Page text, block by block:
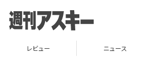
レビュー ニュース